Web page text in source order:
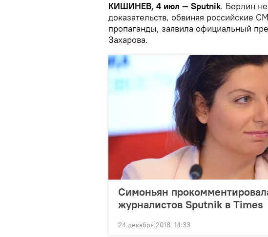
КИШИНЕВ, 4 июл — Sputnik. Берлин
доказательств, обвиняя российские
пропаганды, заявила официальный
Захарова.
Симоньян
журналистов Sputnik в Times
24 декабря 2018, 14:33